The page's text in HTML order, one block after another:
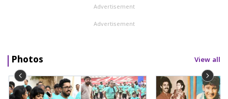
Advertisement
Advertisement
Photos View all